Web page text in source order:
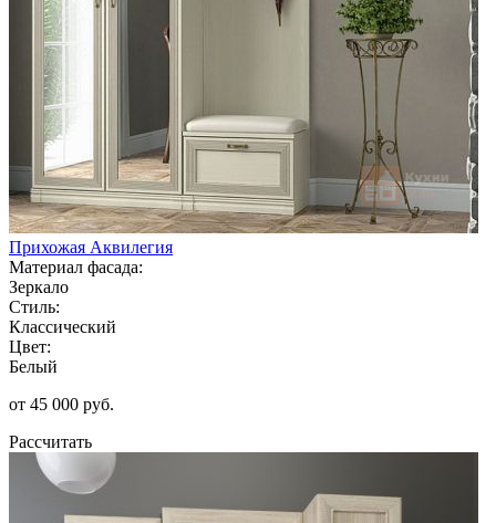
Прихожая Аквилегия
Материал фасада:
Зеркало
Стиль:
Классический
Цвет:
Белый
от 45 000 руб.
Рассчитать